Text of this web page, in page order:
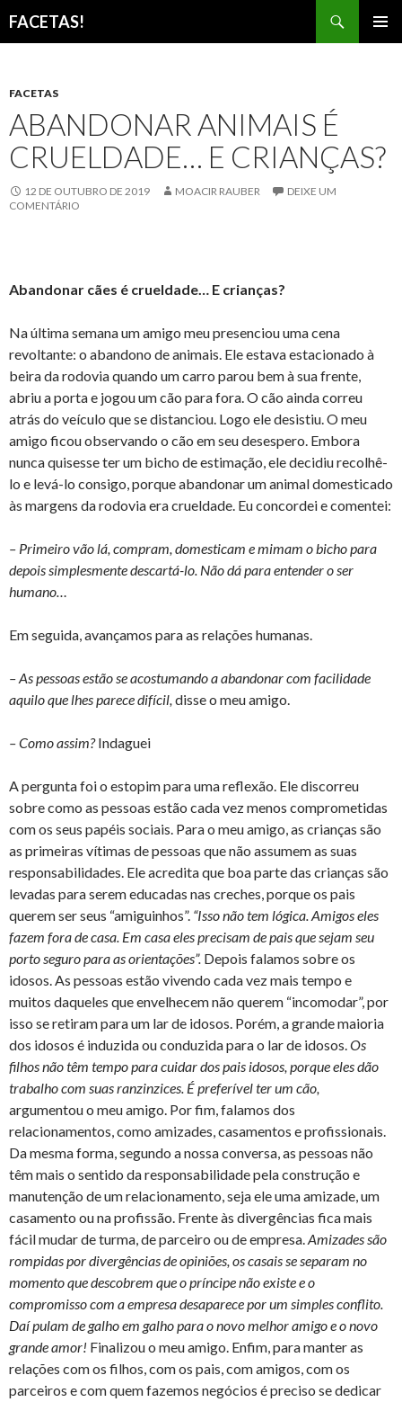
FACETAS!
CONTEÚDO
FACETAS
ABANDONAR ANIMAIS É
CRUELDADE… E CRIANÇAS?
12 DE OUTUBRO DE 2019 MOACIR RAUBER
DEIXE UM
COMENTÁRIO
Abandonar cães é crueldade… E crianças?
Na última semana um amigo meu presenciou uma cena
revoltante: o abandono de animais. Ele estava estacionado à
beira da rodovia quando um carro parou bem à sua frente,
abriu a porta e jogou um cão para fora. O cão ainda correu
atrás do veículo que se distanciou. Logo ele desistiu. O meu
amigo ficou observando o cão em seu desespero. Embora
nunca quisesse ter um bicho de estimação, ele decidiu recolhê-
lo e levá-lo consigo, porque abandonar um animal domesticado
às margens da rodovia era crueldade. Eu concordei e comentei:
– Primeiro vão lá, compram, domesticam e mimam o bicho para
depois simplesmente descartá-lo. Não dá para entender o ser
humano…
Em seguida, avançamos para as relações humanas.
– As pessoas estão se acostumando a abandonar com facilidade
aquilo que lhes parece difícil, disse o meu amigo.
– Como assim?Indaguei
A pergunta foi o estopim para uma reflexão. Ele discorreu
sobre como as pessoas estão cada vez menos comprometidas
com os seus papéis sociais. Para o meu amigo, as crianças são
as primeiras vítimas de pessoas que não assumem as suas
responsabilidades. Ele acredita que boa parte das crianças são
levadas para serem educadas nas creches, porque os pais
querem ser seus “amiguinhos”. “Isso não tem lógica. Amigos eles
fazem fora de casa. Em casa eles precisam de pais que sejam seu
porto seguro para as orientações”. Depois falamos sobre os
idosos. As pessoas estão vivendo cada vez mais tempo e
muitos daqueles que envelhecem não querem “incomodar”, por
isso se retiram para um lar de idosos. Porém, a grande maioria
dos idosos é induzida ou conduzida para o lar de idosos.Os
filhos não têm tempo para cuidar dos pais idosos, porque eles dão
trabalho com suas ranzinzices. É preferível ter um cão,
argumentou o meu amigo. Por fim, falamos dos
relacionamentos, como amizades, casamentos e profissionais.
Da mesma forma, segundo a nossa conversa, as pessoas não
têm mais o sentido da responsabilidade pela construção e
manutenção de um relacionamento, seja ele uma amizade, um
casamento ou na profissão. Frente às divergências fica mais
fácil mudar de turma, de parceiro ou de empresa.Amizades são
rompidas por divergências de opiniões, os casais se separam no
momento que descobrem que o príncipe não existe e o
compromisso com a empresa desaparece por um simples conflito.
Daí pulam de galho em galho para o novo melhor amigo e o novo
grande amor! Finalizou o meu amigo. Enfim, para manter as
relações com os filhos, com os pais, com amigos, com os
parceiros e com quem fazemos negócios é preciso se dedicar